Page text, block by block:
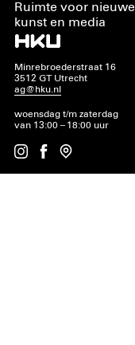
Ruimte voor nieuwe
kunst en media
Minrebroederstraat 16
3512 GT Utrecht
ag@hku.nl
woensdag t/m zaterdag
van 13:00 – 18:00 uur